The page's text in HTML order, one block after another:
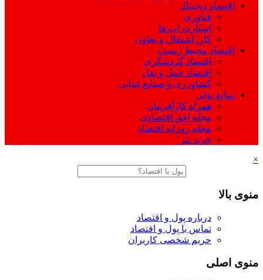
اقتصاد دیجیتال
فناوری
استارت اپ ها
کار، اشتغال و تعاون
اقتصاد محیط زیست
اقتصاد گردشگری
اقتصاد حمل و نقل
کشاورزی و صنایع غذایی
منابع پولی
همراه کارآفرینان
مجله افق اقتصادی
مجله روزانه اقتصاد
خرید تتر
×
منوی بالا
درباره پول و اقتصاد
تماس با پول و اقتصاد
حریم شخصی کاربران
منوی اصلی